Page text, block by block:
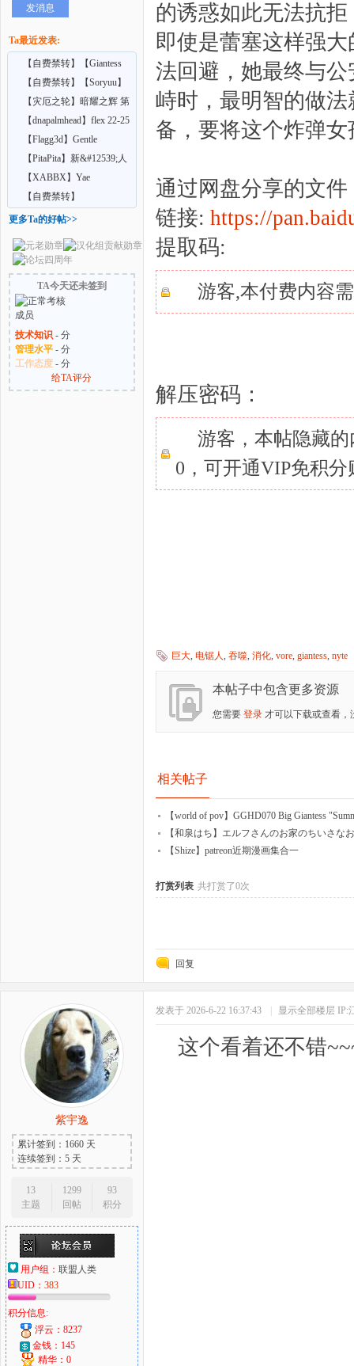
发消息
Ta最近发表:
【自费禁转】【Giantess
Shrinking Feet】A
【自费禁转】【Soryuu】
在巨大娘的家中受雇
【灾厄之轮】暗耀之辉 第
七章（上中）
【dnapalmhead】flex 22-25
【Flagg3d】Gentle
Giantess
【PitaPita】新&#12539;人
形化の首輪
【XABBX】Yae
Confidential training
【自费禁转】
【Nellielle2】 INCHES
更多Ta的好帖>>
TA今天还未签到
技术知识- 分
管理水平- 分
工作态度- 分
给TA评分
的诱惑如此无法抗
即使是蕾塞这样强
法回避，她最终与
峙时，最明智的做
备，要将这个炸弹
通过网盘分享的文件
链接: https://
提取码:
游客,本付费内容
解压密码：
游客，本帖隐藏
0，可开通VIP免积分
巨大, 电锯人, 吞噬, 消化, vore, giantess, nyte
本帖子中包含更多资源
您需要 登录 才可以下载或查看，
相关帖子
【world of pov】GGHD070 Big Giantess
【和泉はち】エルフさんのお家のちいさな
【Shize】patreon近期漫画集合一
打赏列表 共打赏了0次
回复
紫宇逸
累计签到：1660 天
连续签到：5 天
13
主题
1299
回帖
93
积分
用户组： 联盟人类
UID： 383
积分信息:
浮云：8237
金钱：145
精华：0
发表于 2026-6-22 16:37:43 显示全部楼层 IP:
这个看着还不错